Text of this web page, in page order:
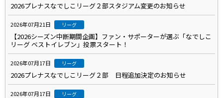
2026プレナスなでしこリーグ２部スタジアム変更のお知らせ
2026年07月21日 リーグ
【2026シーズン中断期間企画】ファン・サポーターが選ぶ「なでしこ
リーグ ベストイレブン」投票スタート！
2026年07月17日 リーグ
2026プレナスなでしこリーグ２部 日程追加決定のお知らせ
2026年07月17日 リーグ